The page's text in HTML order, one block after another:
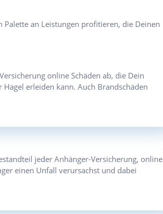
an Leistungen profitieren, die Deinen
online Schäden ab, die Dein
erleiden kann. Auch Brandschäden
jeder Anhänger-Versicherung, online
einen Unfall verursachst und dabei